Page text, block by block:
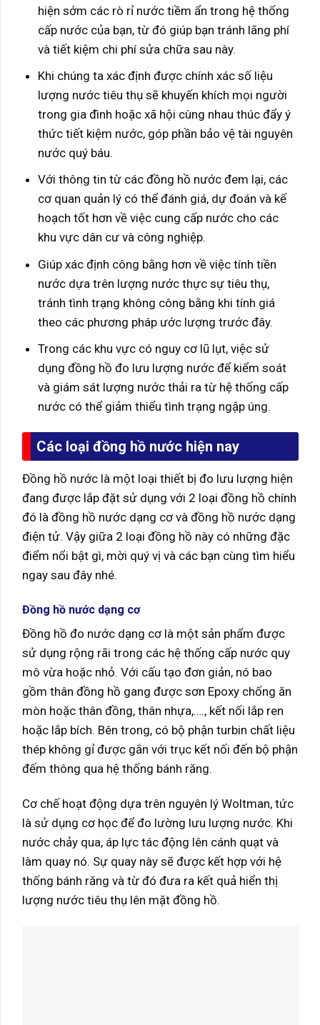
hiện sớm các rò rỉ nước tiềm ẩn trong hệ thống
cấp nước của bạn, từ đó giúp bạn tránh lãng phí
và tiết kiệm chi phí sửa chữa sau này.
Khi chúng ta xác định được chính xác số liệu
lượng nước tiêu thụ sẽ khuyến khích mọi người
trong gia đình hoặc xã hội cùng nhau thúc đẩy ý
thức tiết kiệm nước, góp phần bảo vệ tài nguyên
nước quý báu.
Với thông tin từ các đồng hồ nước đem lại, các
cơ quan quản lý có thể đánh giá, dự đoán và kế
hoạch tốt hơn về việc cung cấp nước cho các
khu vực dân cư và công nghiệp.
Giúp xác định công bằng hơn về việc tính tiền
nước dựa trên lượng nước thực sự tiêu thụ,
tránh tình trạng không công bằng khi tính giá
theo các phương pháp ước lượng trước đây.
Trong các khu vực có nguy cơ lũ lụt, việc sử
dụng đồng hồ đo lưu lượng nước để kiểm soát
và giám sát lượng nước thải ra từ hệ thống cấp
nước có thể giảm thiểu tình trạng ngập úng.
Các loại đồng hồ nước hiện nay
Đồng hồ nước là một loại thiết bị đo lưu lượng hiện
đang được lắp đặt sử dụng với 2 loại đồng hồ chính
đó là đồng hồ nước dạng cơ và đồng hồ nước dạng
điện tử. Vậy giữa 2 loại đồng hồ này có những đặc
điểm nổi bật gì, mời quý vị và các bạn cùng tìm hiểu
ngay sau đây nhé.
Đồng hồ nước dạng cơ
Đồng hồ đo nước dạng cơ là một sản phẩm được
sử dụng rộng rãi trong các hệ thống cấp nước quy
mô vừa hoặc nhỏ. Với cấu tạo đơn giản, nó bao
gồm thân đồng hồ gang được sơn Epoxy chống ăn
mòn hoặc thân đồng, thân nhựa,…., kết nối lắp ren
hoặc lắp bích. Bên trong, có bộ phận turbin chất liệu
thép không gỉ được gắn với trục kết nối đến bộ phận
đếm thông qua hệ thống bánh răng.
Cơ chế hoạt động dựa trên nguyên lý Woltman, tức
là sử dụng cơ học để đo lường lưu lượng nước. Khi
nước chảy qua, áp lực tác động lên cánh quạt và
làm quay nó. Sự quay này sẽ được kết hợp với hệ
thống bánh răng và từ đó đưa ra kết quả hiển thị
lượng nước tiêu thụ lên mặt đồng hồ.